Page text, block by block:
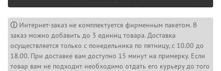
ⓘ Интернет-заказ не комплектуется фирменным пакетом. В
заказ можно добавить до 3 единиц товара. Доставка
осуществляется только с понедельника по пятницу, с 10.00 до
18.00. При доставке вам доступно 15 минут на примерку. Если
товар вам не подходит необходимо отдать его курьеру до того